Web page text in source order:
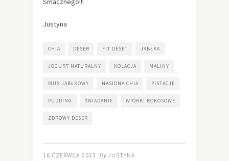
Justyna
CHIA DESER FIT DESET JABŁKA
JOGURT NATURALNY KOLACJA MALINY
MUS JABŁKOWY NASIONA CHIA PISTACJE
PUDDING ŚNIADANIE WIÓRKI KOKOSOWE
ZDROWY DESER
16 CZERWCA 2023 By JUSTYNA